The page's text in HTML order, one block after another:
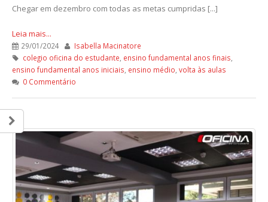
Chegar em dezembro com todas as metas cumpridas [...]
Leia mais...
29/01/2024
Isabella Macinatore
colegio oficina do estudante ensino fundamental anos finais
ensino fundamental anos iniciais ensino médio volta às aulas
0 Commentário